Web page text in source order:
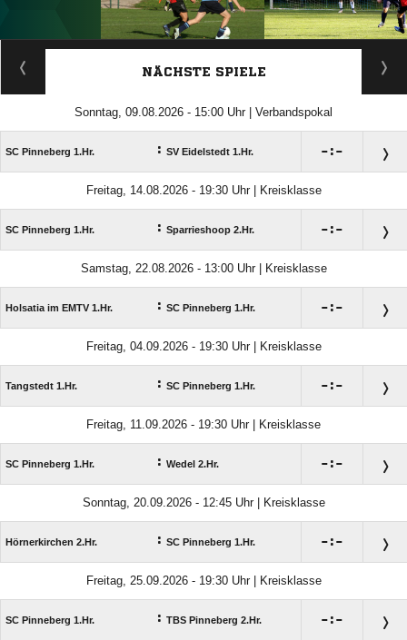
ANZEIGE
NÄCHSTE SPIELE
Sonntag, 09.08.2026 - 15:00 Uhr | Verbandspokal
SC Pinneberg 1.Hr. : SV Eidelstedt 1.Hr. :
Freitag, 14.08.2026 - 19:30 Uhr | Kreisklasse
SC Pinneberg 1.Hr. : Sparrieshoop 2.Hr. :
Samstag, 22.08.2026 - 13:00 Uhr | Kreisklasse
Holsatia im EMTV 1.Hr. : SC Pinneberg 1.Hr. :
Freitag, 04.09.2026 - 19:30 Uhr | Kreisklasse
Tangstedt 1.Hr. : SC Pinneberg 1.Hr. :
Freitag, 11.09.2026 - 19:30 Uhr | Kreisklasse
SC Pinneberg 1.Hr. : Wedel 2.Hr. :
Sonntag, 20.09.2026 - 12:45 Uhr | Kreisklasse
Hörnerkirchen 2.Hr. : SC Pinneberg 1.Hr. :
Freitag, 25.09.2026 - 19:30 Uhr | Kreisklasse
SC Pinneberg 1.Hr. : TBS Pinneberg 2.Hr. :